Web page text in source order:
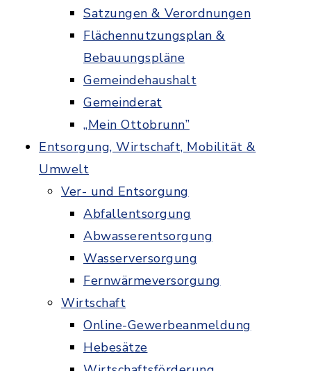
Satzungen & Verordnungen
Flächennutzungsplan &
Bebauungspläne
Gemeindehaushalt
Gemeinderat
„Mein Ottobrunn”
Entsorgung, Wirtschaft, Mobilität &
Umwelt
Ver- und Entsorgung
Abfallentsorgung
Abwasserentsorgung
Wasserversorgung
Fernwärmeversorgung
Wirtschaft
Online-Gewerbeanmeldung
Hebesätze